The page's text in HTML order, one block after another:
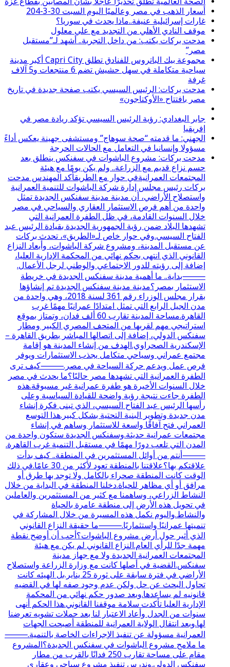
أسعار الذهب في مصر وعالميًا اليوم السبت 30-3-204
غارات إسرائيلية عنيفة..ماذا يحدث في سوريا؟
موقف النادي الأهلي من التجديد مع علي معلول
مدحت بركات يكتب: من داخل التجربة.. أشهد لـ”مستقبل
مصر”
مجموعة بيك الباتروس للفنادق تطلق Capri City أكبر مدينة
سياحية متكاملة في سهل حشيش تضم 6 منتجعات و5 آلاف
غرفة
مدحت بركات: الرئيس السيسي يكتب صفحة جديدة في تاريخ
مصر بافتتاح «الأوكتاجون»
جابر البغدادي: رؤية الرئيس السيسي تؤكد ريادة مصر في
إفريقيا
الجهني: ما قدمته “صحة سوهاج” ومستشفى جهينة يعكس أداءً
مسؤولا وإنسانيا في التعامل مع الحالات الحرجة
مدحت بركات: مشروع الباشوات في سفنكس ينطلق بعد
حسم نزاع قديم مع الزراعة.. ولم يكن يومًا مع هيئة
المجتمعات العمرانيةفي حوار مع الطريقأكد المهندس مدحت
بركات رئيس مجلس إدارة شركة الباشوات للتنمية العمرانية
واستصلاح الأراضي، أن مدينة مدينة سفنكس الجديدة تمثل
واحدة من أهم فرص الاستثمار العقاري والسياحي في مصر
خلال السنوات القادمة، في ظل الطفرة العمرانية التي
تشهدها البلاد ضمن رؤية الجمهورية الجديدة بقيادة الرئيس عبد
الفتاح السيسي.وفي حوار خاص لـ«الطريق»، تحدث بركات
عن مستقبل المدينة، ومشروع شركة الباشوات، وأبعاد النزاع
القانوني الذي انتهى بحكم نهائي من المحكمة الإدارية العليا،
إضافة إلى رؤيته للدور الاجتماعي والوطني لرجل الأعمال.
⸻بداية.. ما أهمية مدينة سفنكس الجديدة في خريطة
الاستثمار بمصر؟مدينة مدينة سفنكس الجديدة تم إنشاؤها
بقرار مجلس الوزراء رقم 361 لسنة 2018، وهي واحدة من
مدن الجيل الرابع التي تمثل امتدادًا عمرانيًا مهمًا غرب
القاهرة.مساحة المدينة تقارب 60 ألف فدان، وتمتاز بموقع
استراتيجي مهم لقربها من المتحف المصري الكبير ومطار
سفنكس الدولي، إضافة إلى اتصالها المباشر بطريق القاهرة –
الإسكندرية الصحراوي.الهدف من إنشاء المدينة هو إقامة
مجتمع عمراني وسياحي متكامل يجذب الاستثمارات ويوفر
فرص عمل ويدعم حركة السياحة في مصر.⸻كيف ترى
الطفرة العمرانية التي تشهدها مصر حاليًا؟ما يحدث في مصر
خلال السنوات الأخيرة هو طفرة عمرانية غير مسبوقة.هذه
الطفرة جاءت نتيجة رؤية واضحة للقيادة السياسية وعلى
رأسها الرئيس عبد الفتاح السيسي، الذي تبنى فكرة إنشاء
مدن جديدة وتطوير البنية التحتية بشكل كبير.هذا التوسع
العمراني فتح آفاقًا واسعة للاستثمار وساهم في إنشاء
مجتمعات عمرانية حديثة.وسفنكس الجديدة ستكون واحدة من
المدن التي تلعب دورًا مهمًا في مستقبل التنمية غرب القاهرة.
⸻أنتم من أوائل المستثمرين في المنطقة.. كيف بدأت
علاقتكم بها؟علاقتنا بالمنطقة تعود لأكثر من 30 عامًا.في ذلك
الوقت كانت المنطقة صحراء بالكامل ولا توجد بها طرق أو
مرافق أو أي مظاهر للحياة.دخلنا المنطقة في البداية من خلال
النشاط الزراعي، وساهمنا مع كثير من المستثمرين والعاملين
في تحويل هذه الأرض إلى منطقة عامرة بالحياة
والنشاط.واليوم نكمل هذه المسيرة من خلال المشاركة في
تنميتها عمرانيًا واستثماريًا.⸻ما حقيقة النزاع القانوني
الذي أثير حول أرض مشروع الباشوات؟أحب أن أوضح نقطة
مهمة جدًا للرأي العام.النزاع القانوني لم يكن مع هيئة
المجتمعات العمرانية الجديدة ولا مع جهاز مدينة
سفنكس.القضية في أصلها كانت مع وزارة الزراعة واستصلاح
الأراضي في فترة سابقة على ثورة 25 يناير.بل الهيئه كانت
تحاول البحث عن حل ولكن عدم وجود صفه لها في القضيه
قانونيه لم يساعدها.وبعد صدور حكم نهائي من المحكمة
الإدارية العليا تأكدت سلامة موقفنا القانوني.هذا الحكم أنهى
سنوات من الجدل وأعاد الاعتبار لنا بعد حملات تشويه تعرضنا
لها.وبعد انتقال الولاية العمرانية للمنطقة أصبحت الجهات
العمرانية مسؤولة عن تنفيذ الإجراءات الخاصة بالتنمية.⸻
ما ملامح مشروع الباشوات في سفنكس الجديدة؟المشروع
مقام على مساحة تقارب 250 فدانًا بالقرب من مطار
سفنكس الدولي.وندرس تنفيذ مشروع سياحي وعقاري